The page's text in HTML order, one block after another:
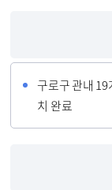
구로구 관내
치 완료